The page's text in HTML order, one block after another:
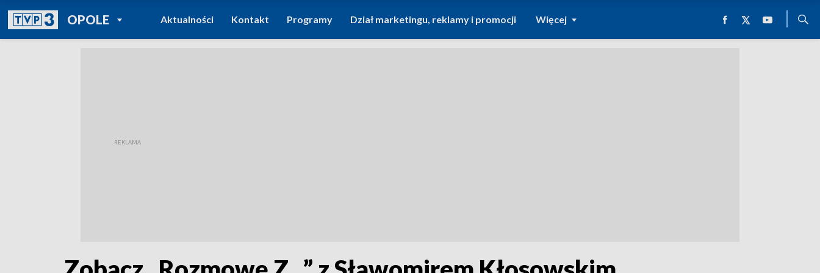
OPOLEPOWRÓT DO
TVP REGIONY
Aktualności Kontakt Programy Dział marketingu, reklamy i promocji Więcej